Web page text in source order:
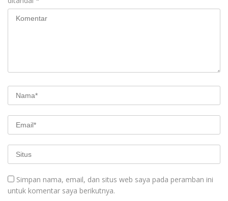
Simpan nama, email, dan situs web saya pada peramban ini
untuk komentar saya berikutnya.